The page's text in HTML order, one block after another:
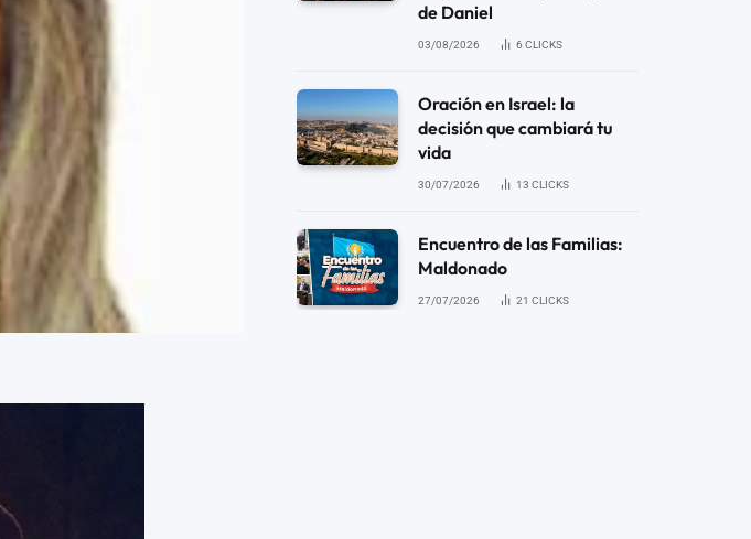
de Daniel
03/08/2026 6 CLICKS
Oración en Israel: la
decisión que cambiará tu
vida
30/07/2026 13 CLICKS
Encuentro de las Familias:
Maldonado
27/07/2026 21 CLICKS